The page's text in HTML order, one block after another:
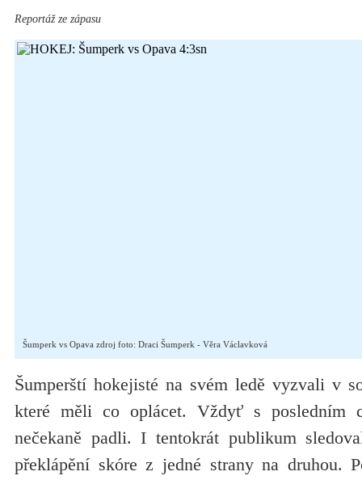
Reportáž ze zápasu
Šumperk vs Opava zdroj foto: Draci Šumperk - Věra Václavková
Šumperští hokejisté na svém ledě vyzvali v
které měli co oplácet. Vždyť s posledním
nečekaně padli. I tentokrát publikum
překlápění skóre z jedné strany na druhou.